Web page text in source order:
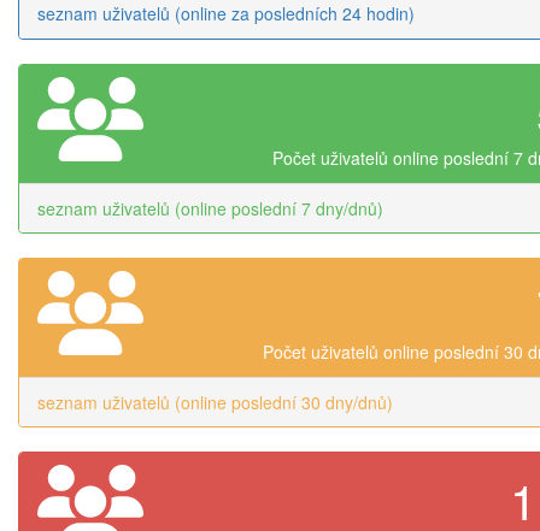
seznam uživatelů (online za posledních 24 hodin)
Počet uživatelů online poslední 7
seznam uživatelů (online poslední 7 dny/dnů)
Počet uživatelů online poslední 30
seznam uživatelů (online poslední 30 dny/dnů)